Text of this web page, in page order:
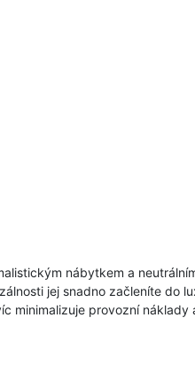
nábytkem a
jej snadno začleníte do
minimalizuje provozní náklady